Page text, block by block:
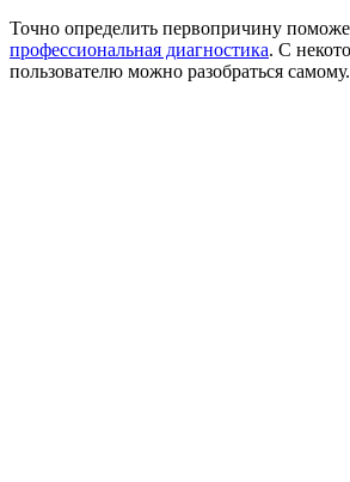
Точно определить первопричину
профессиональная диагностика. С
пользователю можно разобраться самому.